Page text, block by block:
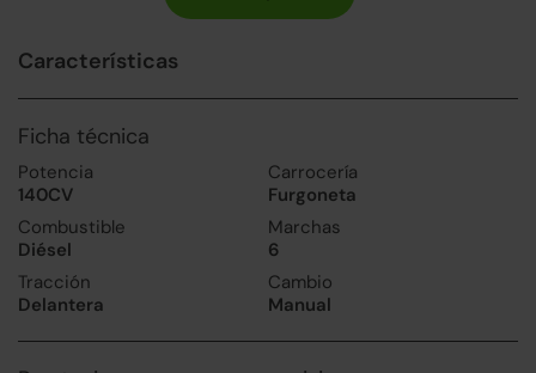
Características
Ficha técnica
Potencia
140CV
Carrocería
Furgoneta
Combustible
Diésel
Marchas
6
Tracción
Delantera
Cambio
Manual